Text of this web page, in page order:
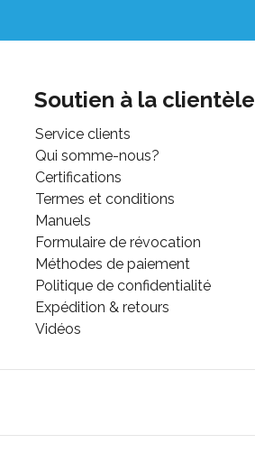
Soutien à la clientèle
Service clients
Qui somme-nous?
Certifications
Termes et conditions
Manuels
Formulaire de révocation
Méthodes de paiement
Politique de confidentialité
Expédition & retours
Vidéos